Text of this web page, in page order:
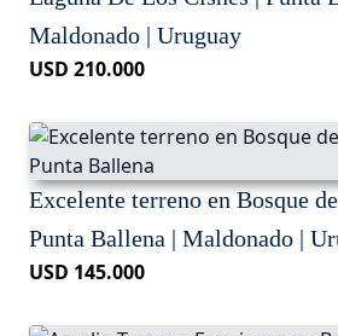
Maldonado | Uruguay
USD 210.000
Excelente terreno en Bosque
Punta Ballena | Maldonado |
USD 145.000